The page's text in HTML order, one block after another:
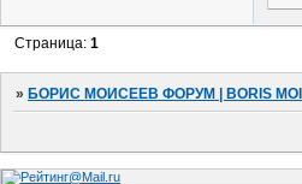
Страница:1
»БОРИС МОИСЕЕВ ФОРУМ | BORIS